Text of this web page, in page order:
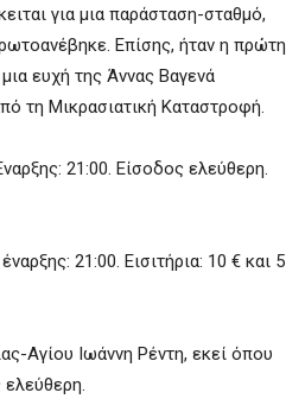
για μια παράσταση-σταθμό,
Επίσης, ήταν η πρώτη
ευχή της Άννας Βαγενά
τη Μικρασιατική Καταστροφή.
21:00. Είσοδος ελεύθερη.
21:00. Εισιτήρια: 10 € και 5
Αγίου Ιωάννη Ρέντη, εκεί όπου